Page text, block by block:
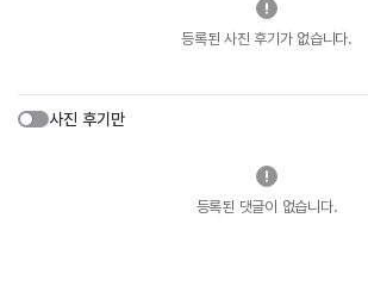
등록된 사진 후기가 없습니다.
사진 후기만
등록된 댓글이 없습니다.